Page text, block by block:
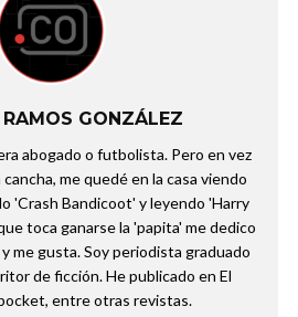
RAMOS GONZÁLEZ
abogado o futbolista. Pero en vez
me quedé en la casa viendo
'Crash Bandicoot' y leyendo 'Harry
toca ganarse la 'papita' me dedico
me gusta. Soy periodista graduado
de ficción. He publicado en El
entre otras revistas.